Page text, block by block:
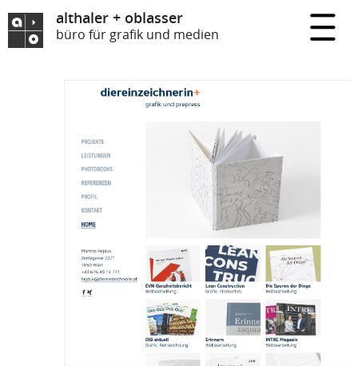
althaler + oblasser
büro für grafik und medien